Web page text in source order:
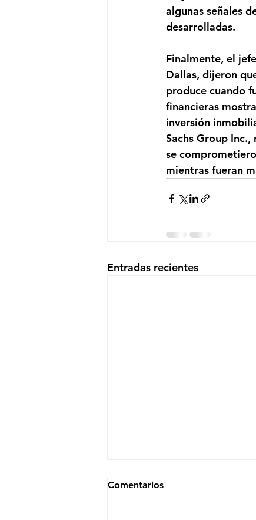
algunas señales
desarrolladas.
Finalmente, el
Dallas, dijeron
produce cuando
financieras
inversión
Sachs Group
se
mientras fueran
Entradas recientes
Comentarios